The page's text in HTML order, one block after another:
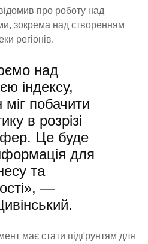
про роботу над
зокрема над створенням
регіонів.
над
індексу,
побачити
в розрізі
Це буде
для
та
—
має стати підґрунтям для